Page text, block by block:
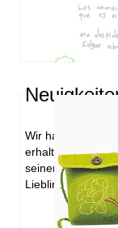
Wir haben einen
erhalten. Ihm
seinen Freunden
Lieblingsfach …